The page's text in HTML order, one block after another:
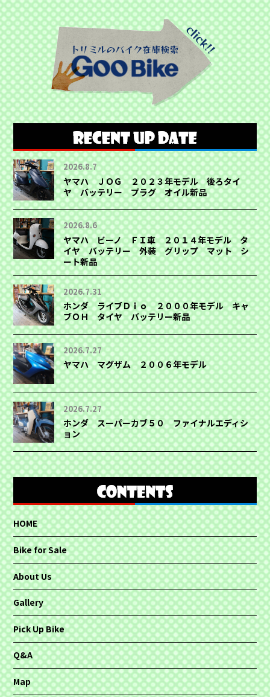
2026.8.7
ヤマハ ＪＯＧ ２０２３年モデル 後ろタイ
ヤ バッテリー プラグ オイル新品
2026.8.6
ヤマハ ビーノ ＦＩ車 ２０１４年モデル タ
イヤ バッテリー 外装 グリップ マット シ
ート新品
2026.7.31
ホンダ ライブＤｉｏ ２０００年モデル キャ
ブＯＨ タイヤ バッテリー新品
2026.7.27
ヤマハ マグザム ２００６年モデル
2026.7.27
ホンダ スーパーカブ５０ ファイナルエディシ
ョン
HOME
Bike for Sale
About Us
Gallery
Pick Up Bike
Q&A
Map